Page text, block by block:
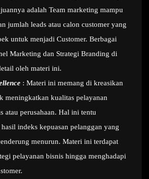
adalah Team marketing mampu
jumlah leads atau calon customer yang
untuk menjadi Customer. Berbagai
Marketing dan Strategi Branding di
oleh materi ini.
: Materi ini memang di kreasikan
meningkatkan kualitas pelayanan
atau perusahaan. Hal ini tentu
indeks kepuasan pelanggan yang
menurun. Materi ini terdapat
pelayanan bisnis hingga menghadapi